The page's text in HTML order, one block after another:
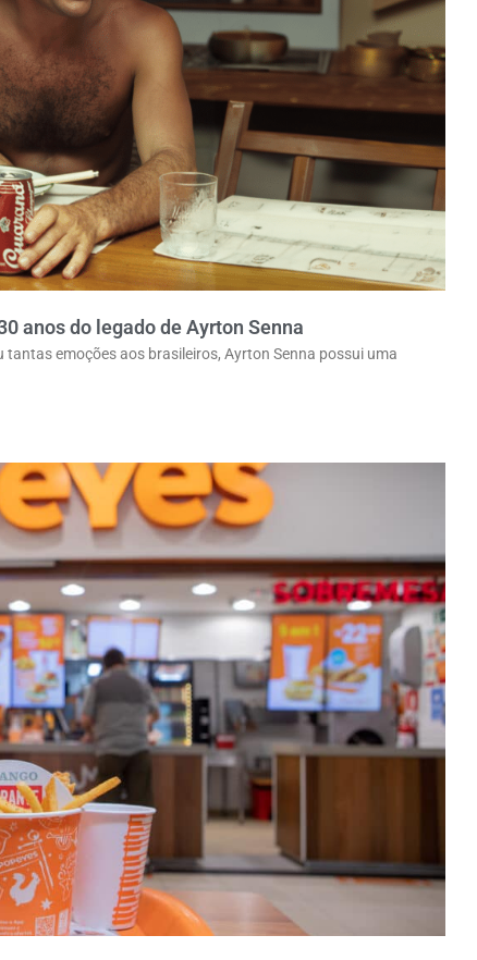
anos do legado de Ayrton Senna
emoções aos brasileiros, Ayrton Senna possui uma